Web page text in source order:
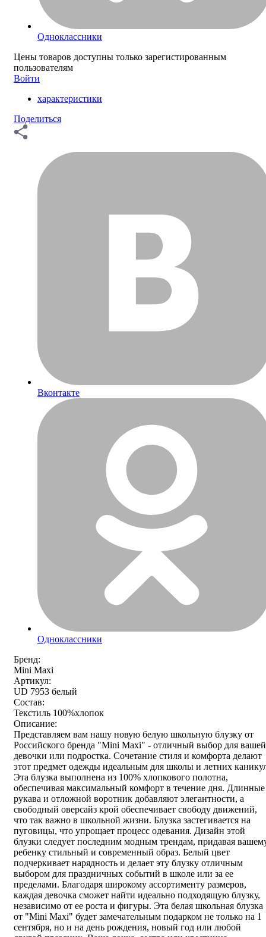
Одноклассники
Цены товаров доступны только зарегистированным
пользователям
Войти
характеристики
Поделиться
Вконтакте
Одноклассники
Бренд:
Mini Maxi
Артикул:
UD 7953 белый
Состав:
Текстиль 100%хлопок
Описание:
Представляем вам нашу новую белую школьную блузку от
Российского бренда "Mini Maxi" - отличный выбор для вашей
девочки или подростка. Сочетание стиля и комфорта делают
этот предмет одежды идеальным для школы и летних
Эта блузка выполнена из 100% хлопкового полотна,
обеспечивая максимальный комфорт в течение дня. Длинные
рукава и отложной воротник добавляют элегантности, а
свободный оверсайз крой обеспечивает свободу движений,
что так важно в школьной жизни. Блузка застегивается на
пуговицы, что упрощает процесс одевания. Дизайн этой
блузки следует последним модным трендам, придавая
ребенку стильный и современный образ. Белый цвет
подчеркивает нарядность и делает эту блузку отличным
выбором для праздничных событий в школе или за ее
пределами. Благодаря широкому ассортименту размеров,
каждая девочка сможет найти идеально подходящую блузку,
независимо от ее роста и фигуры. Эта белая школьная блузка
от "Mini Maxi" будет замечательным подарком не только на 1
сентября, но и на день рождения, новый год или любой